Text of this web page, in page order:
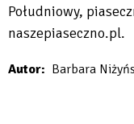
Południowy,
naszepiaseczno.pl.
Autor Barbara